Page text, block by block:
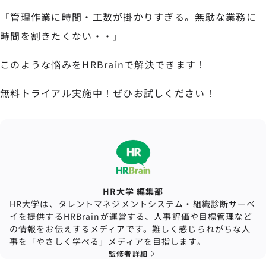
「管理作業に時間・工数が掛かりすぎる。無駄な業務に
時間を割きたくない・・」
このような悩みをHRBrainで解決できます！
無料トライアル実施中！ぜひお試しください！
HR大学 編集部
HR大学は、タレントマネジメントシステム・組織診断サーベ
イを提供するHRBrainが運営する、人事評価や目標管理など
の情報をお伝えするメディアです。難しく感じられがちな人
事を「やさしく学べる」メディアを目指します。
監修者詳細